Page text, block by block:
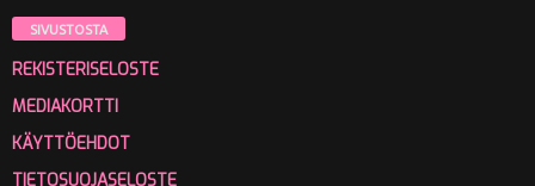
SIVUSTOSTA
REKISTERISELOSTE
MEDIAKORTTI
KÄYTTÖEHDOT
TIETOSUOJASELOSTE